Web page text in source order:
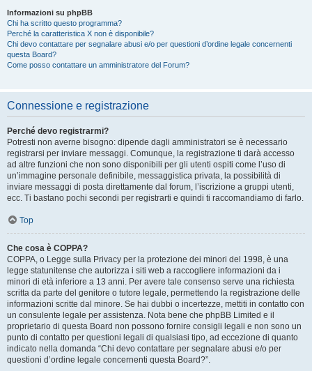
Informazioni su phpBB
Chi ha scritto questo programma?
Perché la caratteristica X non è disponibile?
Chi devo contattare per segnalare abusi e/o per questioni d’ordine legale concernenti
questa Board?
Come posso contattare un amministratore del Forum?
Connessione e registrazione
Perché devo registrarmi?
Potresti non averne bisogno: dipende dagli amministratori se è necessario
registrarsi per inviare messaggi. Comunque, la registrazione ti darà accesso
ad altre funzioni che non sono disponibili per gli utenti ospiti come l’uso di
un’immagine personale definibile, messaggistica privata, la possibilità di
inviare messaggi di posta direttamente dal forum, l’iscrizione a gruppi utenti,
ecc. Ti bastano pochi secondi per registrarti e quindi ti raccomandiamo di farlo.
Top
Che cosa è COPPA?
COPPA, o Legge sulla Privacy per la protezione dei minori del 1998, è una
legge statunitense che autorizza i siti web a raccogliere informazioni da i
minori di età inferiore a 13 anni. Per avere tale consenso serve una richiesta
scritta da parte del genitore o tutore legale, permettendo la registrazione delle
informazioni scritte dal minore. Se hai dubbi o incertezze, mettiti in contatto con
un consulente legale per assistenza. Nota bene che phpBB Limited e il
proprietario di questa Board non possono fornire consigli legali e non sono un
punto di contatto per questioni legali di qualsiasi tipo, ad eccezione di quanto
indicato nella domanda “Chi devo contattare per segnalare abusi e/o per
questioni d’ordine legale concernenti questa Board?”.